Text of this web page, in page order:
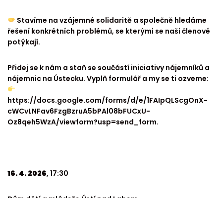
Stavíme na vzájemné solidaritě a společně hledáme
řešení konkrétních problémů, se kterými se naši členové
potýkají.
Přidej se k nám a staň se součástí iniciativy nájemníků a
nájemnic na Ústecku. Vyplň formulář a my se ti ozveme:
https://docs.google.com/forms/d/e/1FAIpQLScgOnX-
cWCvLNFav6FzgBzruA5bPAl08bFUCxU-
Oz8qeh5WzA/viewform?usp=send_form.
16. 4. 2026, 17:30